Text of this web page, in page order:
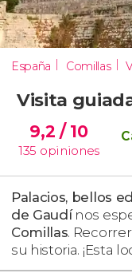
España Comillas
Visita
9,2/ 10
135 opiniones
Palacios, bellos
de Gaudínos
Comillas.
su historia. ¡Esta